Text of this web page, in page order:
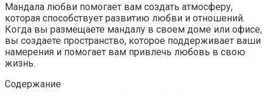
Мандала любви помогает вам создать атмосферу,
которая способствует развитию любви и отношений.
Когда вы размещаете мандалу в своем доме или офисе,
вы создаете пространство, которое поддерживает ваши
намерения и помогает вам привлечь любовь в свою
жизнь.
Содержание